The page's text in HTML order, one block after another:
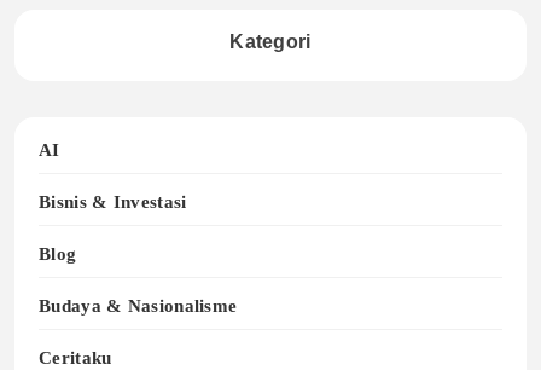
Kategori
AI
Bisnis & Investasi
Blog
Budaya & Nasionalisme
Ceritaku